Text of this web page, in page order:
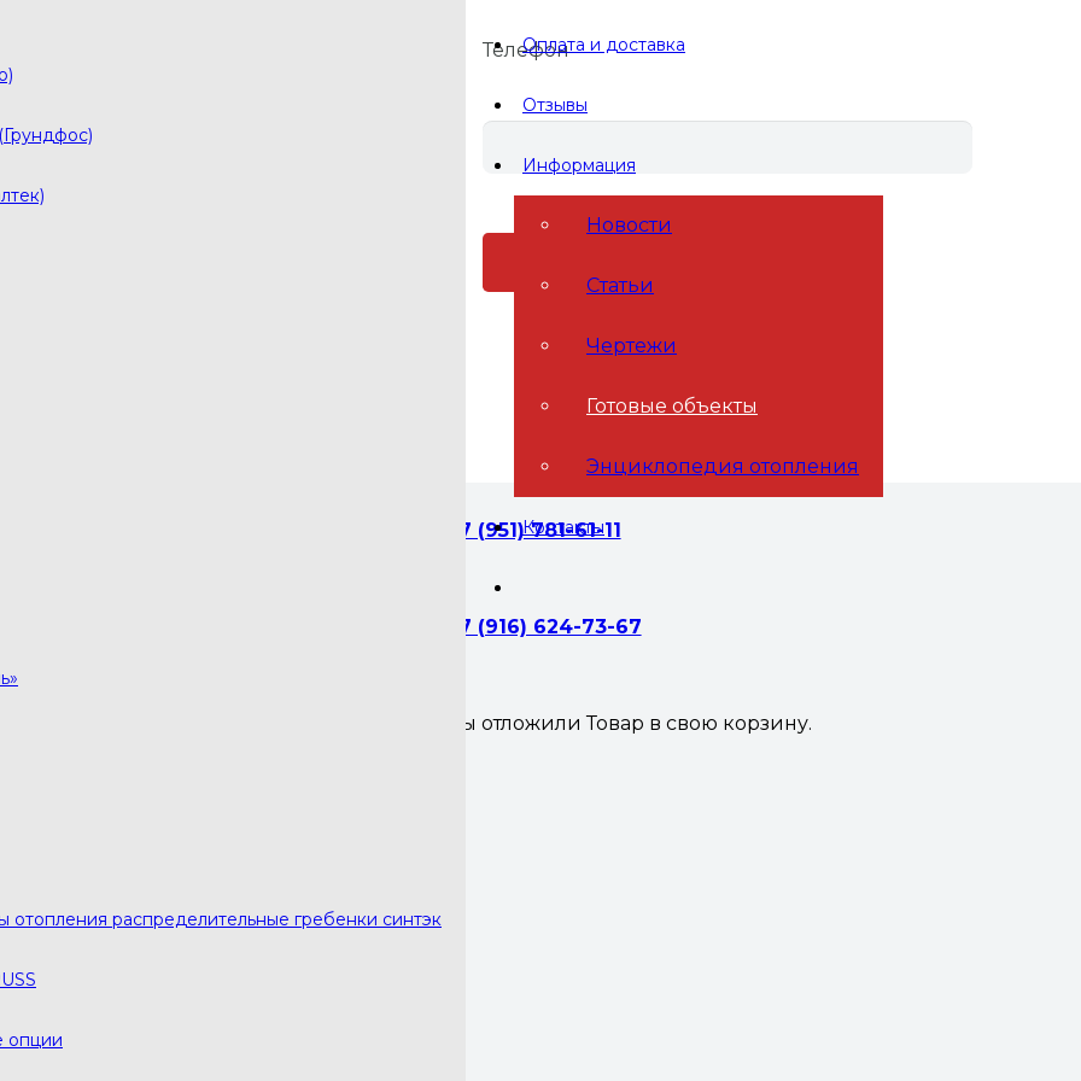
Телефон
+7 (951) 781-61-11
+7 (916) 624-73-67
Вы отложилиТовар в свою корзину.
отопления распределительные гребенки синтэк
опции
Оплата и доставка
Отзывы
Информация
Новости
Статьи
Чертежи
Готовые объекты
Энциклопедия отопления
Контакты
стали
гидрус из нержавеющей стали
распределительные гребенки синтэк